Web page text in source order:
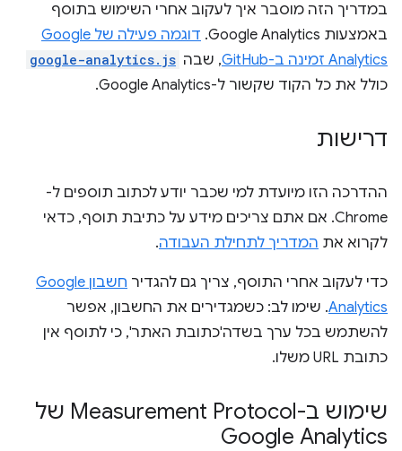
במדריך הזה מוסבר איך לעקוב אחרי השימוש בתוסף
באמצעות Google Analytics.
דוגמה פעילה של Google
Analytics זמינה ב-GitHub
, שבה google-analytics.js
כולל את כל הקוד שקשור ל-Google Analytics.
דרישות
ההדרכה הזו מיועדת למי שכבר יודע לכתוב תוספים ל-
Chrome. אם אתם צריכים מידע על כתיבת תוסף, כדאי
לקרוא את המדריך לתחילת העבודה.
כדי לעקוב אחרי התוסף, צריך גם להגדיר
חשבון Google
Analytics. שימו לב: כשמגדירים את החשבון, אפשר
להשתמש בכל ערך בשדה'כתובת האתר', כי לתוסף אין
כתובת URL משלו.
שימוש ב-Measurement Protocol של
Google Analytics